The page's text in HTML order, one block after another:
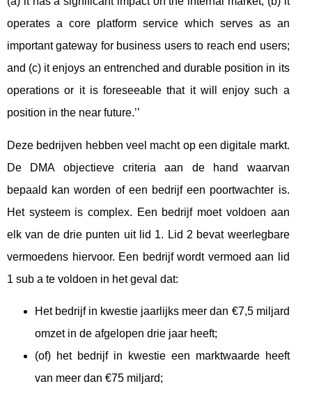
operates a core platform service which serves as an
important gateway for business users to reach end users;
and (c) it enjoys an entrenched and durable position in its
operations or it is foreseeable that it will enjoy such a
position in the near future.’’
Deze bedrijven hebben veel macht op een digitale markt.
De DMA objectieve criteria aan de hand waarvan
bepaald kan worden of een bedrijf een poortwachter is.
Het systeem is complex. Een bedrijf moet voldoen aan
elk van de drie punten uit lid 1. Lid 2 bevat weerlegbare
vermoedens hiervoor. Een bedrijf wordt vermoed aan lid
1 sub a te voldoen in het geval dat:
Het bedrijf in kwestie jaarlijks meer dan €7,5 miljard
omzet in de afgelopen drie jaar heeft;
(of) het bedrijf in kwestie een marktwaarde heeft
van meer dan €75 miljard;